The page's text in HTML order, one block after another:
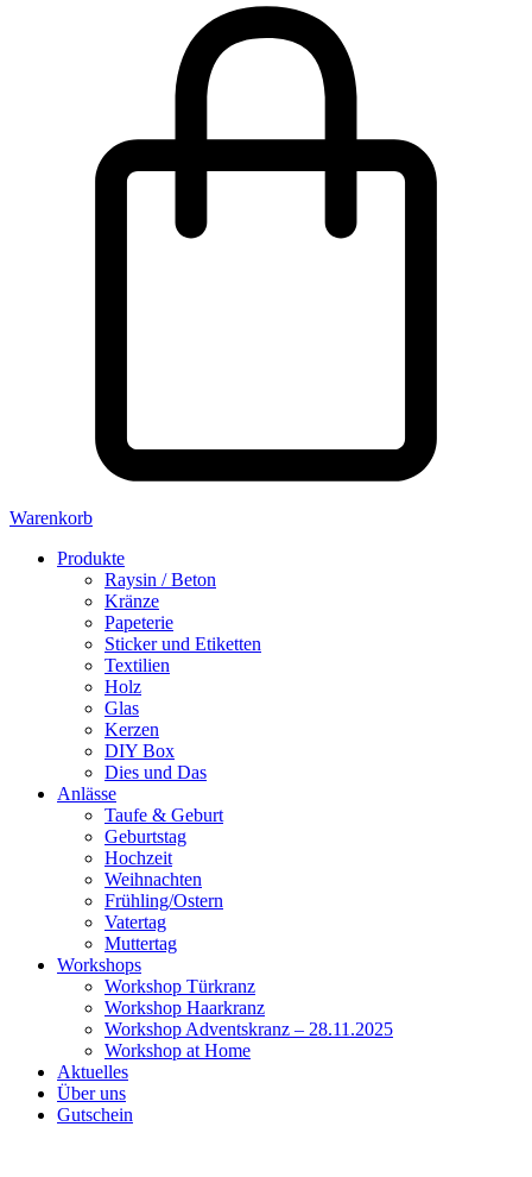
Warenkorb
Produkte
Raysin / Beton
Kränze
Papeterie
Sticker und Etiketten
Textilien
Holz
Glas
Kerzen
DIY Box
Dies und Das
Anlässe
Taufe & Geburt
Geburtstag
Hochzeit
Weihnachten
Frühling/Ostern
Vatertag
Muttertag
Workshops
Workshop Türkranz
Workshop Haarkranz
Workshop Adventskranz – 28.11.2025
Workshop at Home
Aktuelles
Über uns
Gutschein